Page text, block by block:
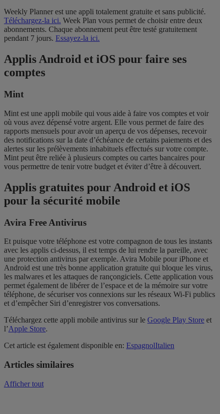
Weekly Planner est une appli totalement gratuite et sans publicité.
Téléchargez-la ici. Week Plan vous permet de choisir entre deux
abonnements. Chaque abonnement peut être testé gratuitement
pendant 7 jours. Essayez-la ici.
Applis Android et iOS pour faire ses
comptes
Mint
Mint est une appli mobile qui vous aide à faire vos comptes et voir
où vous avez dépensé votre argent. Elle vous permet de faire des
rapports mensuels pour avoir un aperçu de vos dépenses, recevoir
des notifications sur la date d’échéance de certains paiements et des
alertes sur les prélèvements inhabituels effectués sur votre compte.
Mint peut être reliée à plusieurs comptes ou cartes bancaires pour
vous permettre de tenir votre budget et éviter d’être à découvert.
Applis gratuites pour Android et iOS
pour la sécurité mobile
Avira Free Antivirus
Et puisque votre téléphone est votre compagnon de tous les instants
avec les applis ci-dessus, il est temps de lui rendre la pareille, avec
une protection antivirus par exemple. Avira Mobile pour iPhone et
Android est une très bonne application gratuite qui bloque les virus,
les malwares et les attaques de rançongiciels. Cette application vous
permet également de libérer de l’espace et de la mémoire sur votre
téléphone, de sécuriser vos connexions sur les réseaux Wi-Fi publics
et d’empêcher Siri d’enregistrer vos conversations.
Téléchargez cette appli mobile antivirus sur le Google Play Store et
l’Apple Store.
Cet article est également disponible en: EspagnolItalien
Articles similaires
Afficher tout